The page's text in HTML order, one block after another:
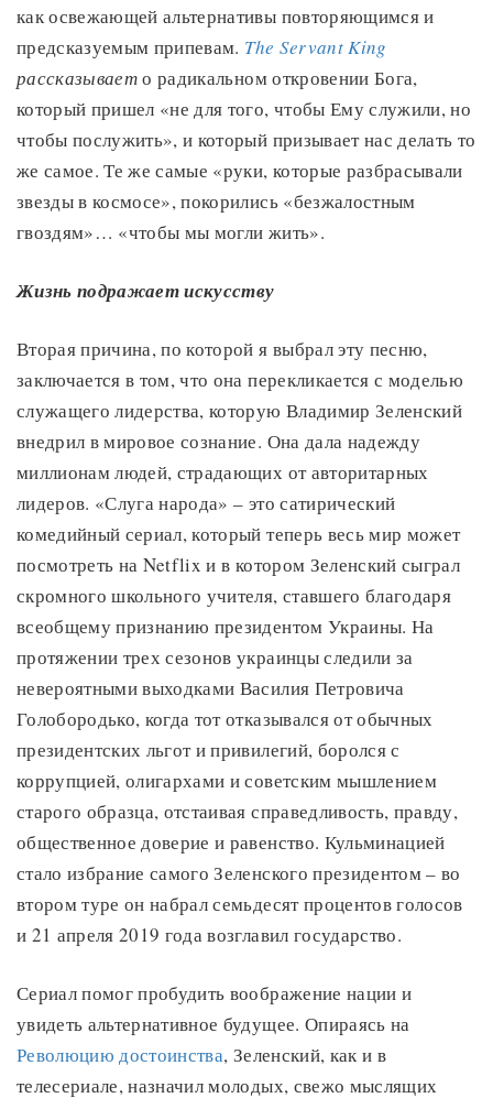
как освежающей альтернативы повторяющимся и
предсказуемым припевам. The Servant King
рассказываето радикальном откровении Бога,
который пришел «не для того, чтобы Ему служили, но
чтобы послужить», и который призывает нас делать то
же самое. Те же самые «руки, которые разбрасывали
звезды в космосе», покорились «безжалостным
гвоздям»… «чтобы мы могли жить».
Жизнь подражает искусству
Вторая причина, по которой я выбрал эту песню,
заключается в том, что она перекликается с моделью
служащего лидерства, которую Владимир Зеленский
внедрил в мировое сознание. Она дала надежду
миллионам людей, страдающих от авторитарных
лидеров. «Слуга народа» – это сатирический
комедийный сериал, который теперь весь мир может
посмотреть на Netflix и в котором Зеленский сыграл
скромного школьного учителя, ставшего благодаря
всеобщему признанию президентом Украины. На
протяжении трех сезонов украинцы следили за
невероятными выходками Василия Петровича
Голобородько, когда тот отказывался от обычных
президентских льгот и привилегий, боролся с
коррупцией, олигархами и советским мышлением
старого образца, отстаивая справедливость, правду,
общественное доверие и равенство. Кульминацией
стало избрание самого Зеленского президентом – во
втором туре он набрал семьдесят процентов голосов
и 21 апреля 2019 года возглавил государство.
Сериал помог пробудить воображение нации и
увидеть альтернативное будущее. Опираясь на
Революцию достоинства, Зеленский, как и в
телесериале, назначил молодых, свежо мыслящих